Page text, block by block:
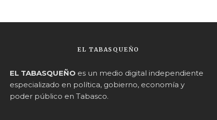
EL TABASQUEÑO
EL TABASQUEÑO es un medio digital independiente
especializado en política, gobierno, economía y
poder público en Tabasco.